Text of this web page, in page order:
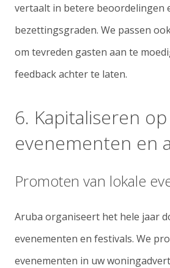
vertaalt in betere beoordelingen
bezettingsgraden. We passen
om tevreden gasten aan te
feedback achter te laten.
6. Kapitaliseren
evenementen en
Promoten van lokale
Aruba organiseert het hele jaar
evenementen en festivals. We
evenementen in uw